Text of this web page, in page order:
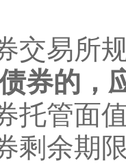
交易所
券的，
托管面
剩余期